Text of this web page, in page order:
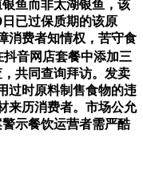
鱼而非太湖银鱼，该
已过保质期的该原
消费者知情权，苦守食
音网店套餐中添加三
共同查询拜访。发卖
过时原料制售食物的违
来历消费者。市场公允
示餐饮运营者需严酷